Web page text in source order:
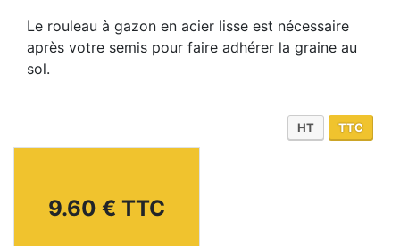
Le rouleau à gazon en acier lisse est nécessaire
après votre semis pour faire adhérer la graine au
sol.
HT TTC
9.60 € TTC